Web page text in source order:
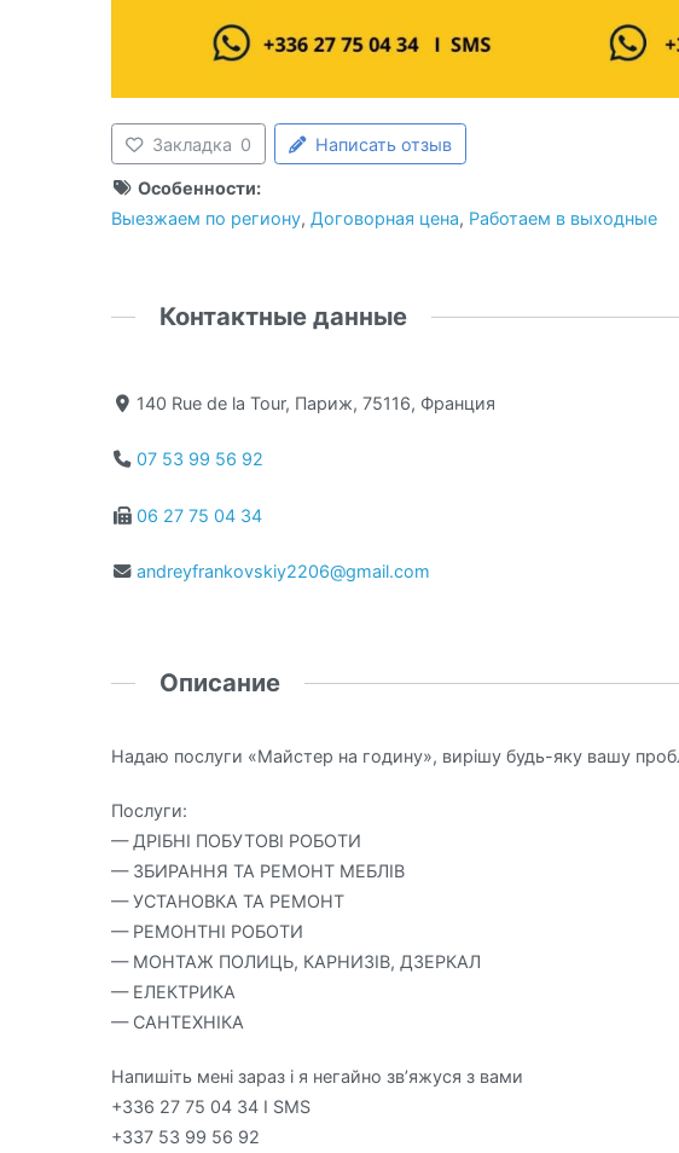
Закладка 0 Написать отзыв
Особенности:
Выезжаем по региону, Договорная цена, Работаем в выходные
Контактные данные
140 Rue de la Tour, Париж, 75116, Франция
07 53 99 56 92
06 27 75 04 34
andreyfrankovskiy2206@gmail.com
Описание
Надаю послуги «Майстер на годину», вирішу будь-яку вашу
Послуги:
— ДРІБНІ ПОБУТОВІ РОБОТИ
— ЗБИРАННЯ ТА РЕМОНТ МЕБЛІВ
— УСТАНОВКА ТА РЕМОНТ
— РЕМОНТНІ РОБОТИ
— МОНТАЖ ПОЛИЦЬ, КАРНИЗІВ, ДЗЕРКАЛ
— ЕЛЕКТРИКА
— САНТЕХНІКА
Напишіть мені зараз і я негайно зв’яжуся з вами
+336 27 75 04 34 І SMS
+337 53 99 56 92